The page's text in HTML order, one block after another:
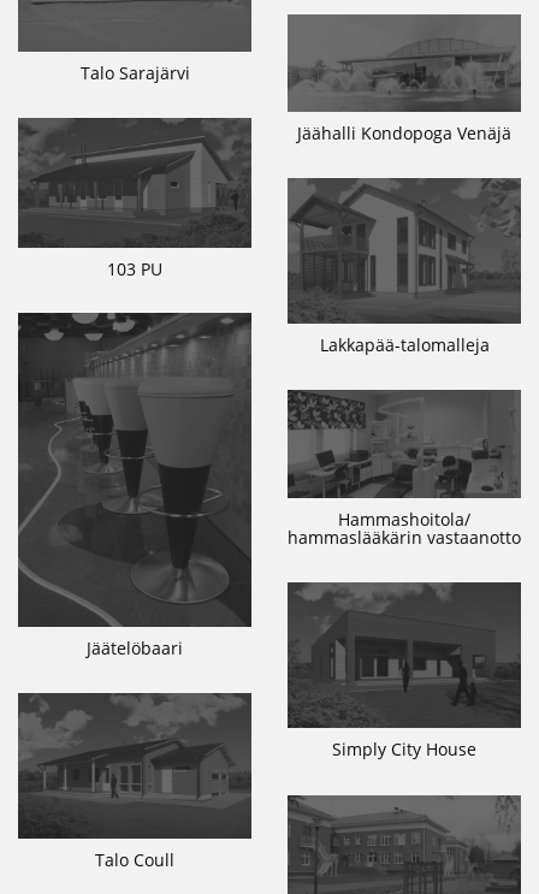
Talo Sarajärvi
Jäähalli Kondopoga Venäjä
103 PU
Lakkapää-talomalleja
Jäätelöbaari
Hammashoitola/
hammaslääkärin vastaanotto
Simply City House
Talo Coull